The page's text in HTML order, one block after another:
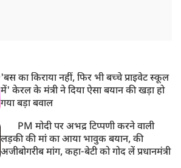
'बस का किराया नहीं, फिर भी बच्चे प्राइवेट स्कूल
में' केरल के मंत्री ने दिया ऐसा बयान की खड़ा हो
गया बड़ा बवाल
PM मोदी पर अभद्र टिप्पणी करने वाली
लड़की की मां का आया भावुक बयान, की
अजीबोगरीब मांग, कहा-बेटी को गोद लें प्रधानमंत्री